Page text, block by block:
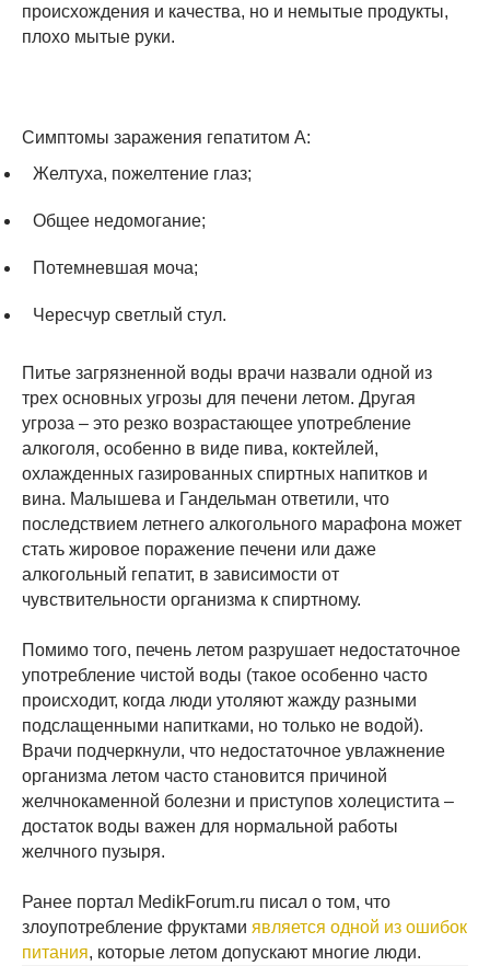
происхождения и качества, но и немытые продукты,
плохо мытые руки.
Симптомы заражения гепатитом А:
Желтуха, пожелтение глаз;
Общее недомогание;
Потемневшая моча;
Чересчур светлый стул.
Питье загрязненной воды врачи назвали одной из
трех основных угрозы для печени летом. Другая
угроза – это резко возрастающее употребление
алкоголя, особенно в виде пива, коктейлей,
охлажденных газированных спиртных напитков и
вина. Малышева и Гандельман ответили, что
последствием летнего алкогольного марафона может
стать жировое поражение печени или даже
алкогольный гепатит, в зависимости от
чувствительности организма к спиртному.
Помимо того, печень летом разрушает недостаточное
употребление чистой воды (такое особенно часто
происходит, когда люди утоляют жажду разными
подслащенными напитками, но только не водой).
Врачи подчеркнули, что недостаточное увлажнение
организма летом часто становится причиной
желчнокаменной болезни и приступов холецистита –
достаток воды важен для нормальной работы
желчного пузыря.
Ранее портал MedikForum.ru писал о том, что
злоупотребление фруктами является одной из ошибок
питания, которые летом допускают многие люди.